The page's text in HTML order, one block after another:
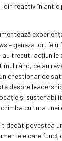
din reactiv în
– geneza lor,
au trecut, acțiunile
rând, ce au
chestionar de
despre
și
cultura unei
decât povestea
care